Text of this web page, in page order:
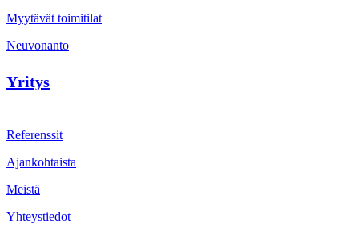
Myytävät toimitilat
Neuvonanto
Yritys
Referenssit
Ajankohtaista
Meistä
Yhteystiedot